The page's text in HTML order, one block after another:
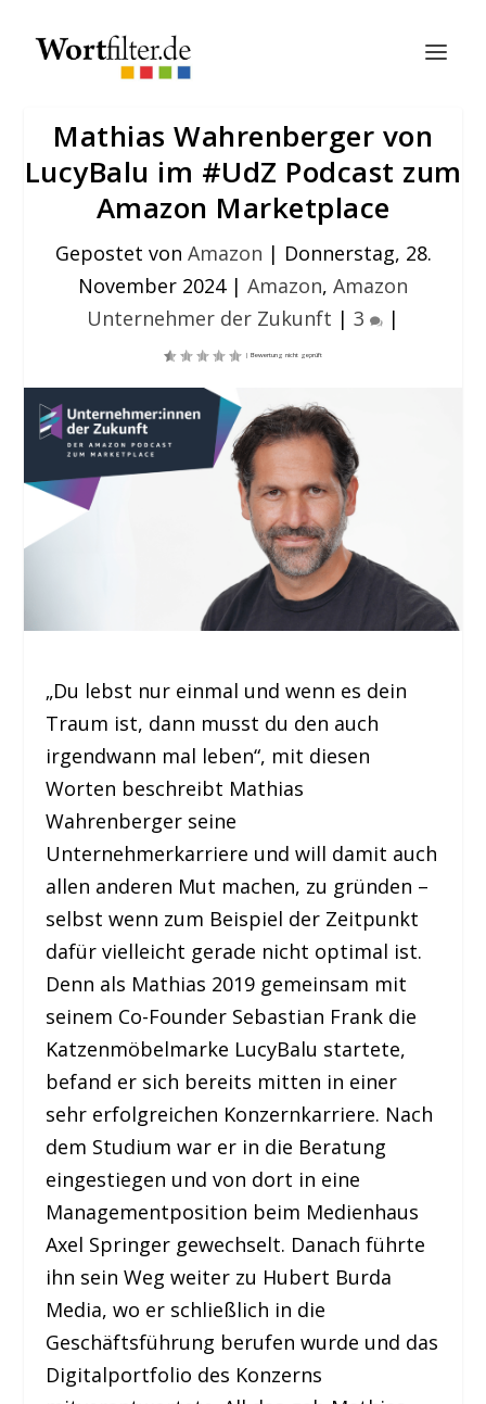
Mathias Wahrenberger von
LucyBalu im #UdZ Podcast zum
Amazon Marketplace
Gepostet von Amazon | Donnerstag, 28.
November 2024| Amazon, Amazon
Unternehmer der Zukunft | 3 |
„Du lebst nur einmal und wenn es dein
Traum ist, dann musst du den auch
irgendwann mal leben“, mit diesen
Worten beschreibt Mathias
Wahrenberger seine
Unternehmerkarriere und will damit auch
allen anderen Mut machen, zu gründen –
selbst wenn zum Beispiel der Zeitpunkt
dafür vielleicht gerade nicht optimal ist.
Denn als Mathias 2019 gemeinsam mit
seinem Co-Founder Sebastian Frank die
Katzenmöbelmarke LucyBalu startete,
befand er sich bereits mitten in einer
sehr erfolgreichen Konzernkarriere. Nach
dem Studium war er in die Beratung
eingestiegen und von dort in eine
Managementposition beim Medienhaus
Axel Springer gewechselt. Danach führte
ihn sein Weg weiter zu Hubert Burda
Media, wo er schließlich in die
Geschäftsführung berufen wurde und das
Digitalportfolio des Konzerns